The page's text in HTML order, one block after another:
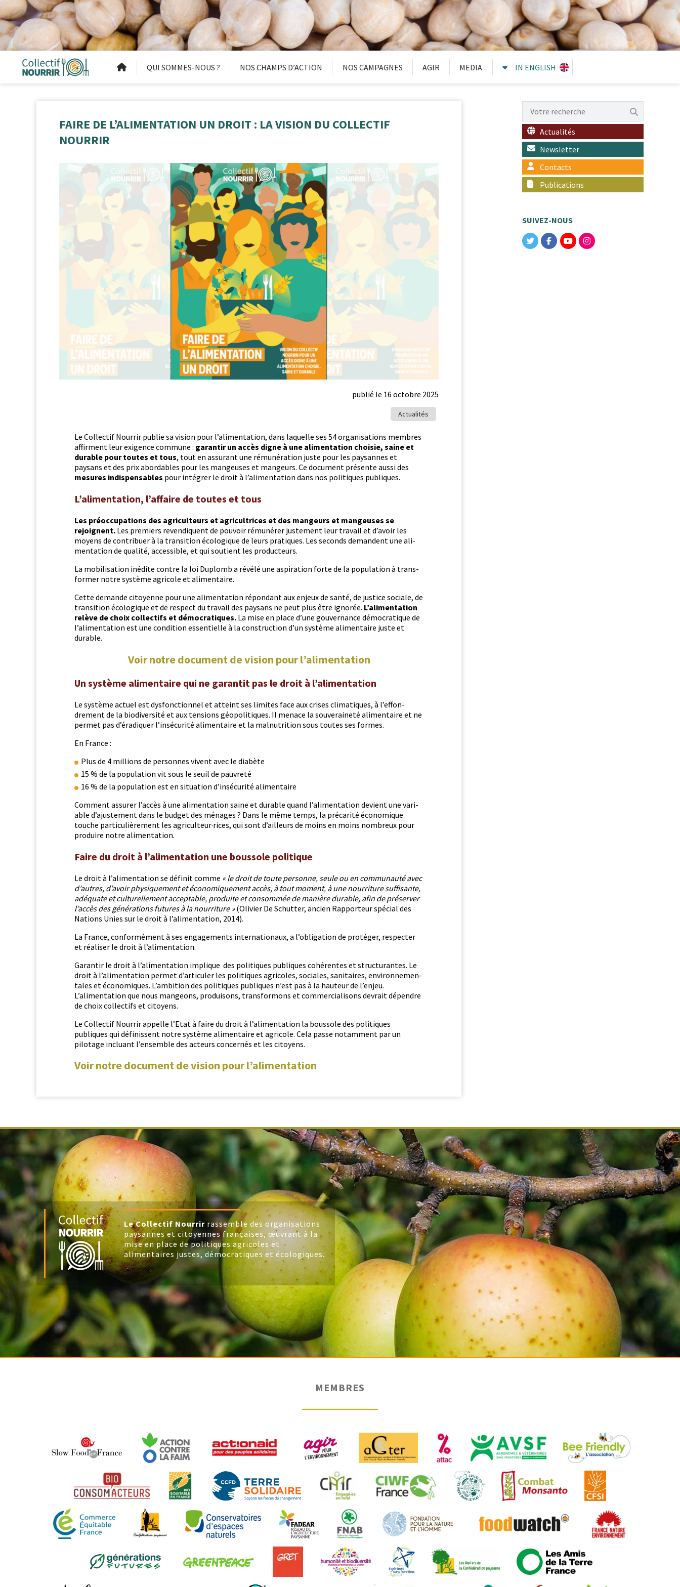
QUI SOMMES-NOUS ? NOS CHAMPS D’ACTION NOS CAMPAGNES AGIR MEDIA IN ENGLISH
FAIRE DE L’ALIMENTATION UN DROIT : LA VISION DU COLLECTIF
NOURRIR
publié le 16 octobre 2025
Actualités
Le Col­lec­tif Nour­rir pub­lie sa vision pour l’alimentation, dans laque­lle ses 54 organ­i­sa­tions mem­bres
affir­ment leur exi­gence com­mune : garan­tir un accès digne à une ali­men­ta­tion choisie, saine et
durable pour toutes et tous, tout en assur­ant une rémunéra­tion juste pour les paysannes et
paysans et des prix abor­d­ables pour les mangeuses et mangeurs. Ce doc­u­ment présente aus­si des
mesures indis­pens­ables pour inté­gr­er le droit à l’alimentation dans nos poli­tiques publiques.
L’alimentation, l’affaire de toutes et tous
Les préoc­cu­pa­tions des agricul­teurs et agricul­tri­ces et des mangeurs et mangeuses se
rejoignent. Les pre­miers revendiquent de pou­voir rémunér­er juste­ment leur tra­vail et d’avoir les
moyens de con­tribuer à la tran­si­tion écologique de leurs pra­tiques. Les sec­onds deman­dent une ali­
men­ta­tion de qual­ité, acces­si­ble, et qui sou­tient les producteurs.
La mobil­i­sa­tion inédite con­tre la loi Duplomb a révélé une aspi­ra­tion forte de la pop­u­la­tion à trans­
former notre sys­tème agri­cole et alimentaire.
Cette demande citoyenne pour une ali­men­ta­tion répon­dant aux enjeux de san­té, de jus­tice sociale, de
tran­si­tion écologique et de respect du tra­vail des paysans ne peut plus être ignorée. L’alimentation
relève de choix col­lec­tifs et démoc­ra­tiques. La mise en place d’une gou­ver­nance démoc­ra­tique de
l’al­i­men­ta­tion est une con­di­tion essen­tielle à la con­struc­tion d’un sys­tème ali­men­taire juste et
durable.
Voir notre document de vision pour l’alimentation
Un système alimentaire qui ne garantit pas le droit à l’alimentation
Le sys­tème actuel est dys­fonc­tion­nel et atteint ses lim­ites face aux crises cli­ma­tiques, à l’ef­fon­
drement de la bio­di­ver­sité et aux ten­sions géopoli­tiques. Il men­ace la sou­veraineté ali­men­taire et ne
per­met pas d’éradi­quer l’in­sécu­rité ali­men­taire et la mal­nu­tri­tion sous toutes ses formes.
En France :
Plus de 4 mil­lions de per­son­nes vivent avec le diabète
15 % de la pop­u­la­tion vit sous le seuil de pauvreté
16 % de la pop­u­la­tion est en sit­u­a­tion d’insécurité alimentaire
Com­ment assur­er l’accès à une ali­men­ta­tion saine et durable quand l’alimentation devient une vari­
able d’ajustement dans le bud­get des ménages ? Dans le même temps, la pré­car­ité économique
touche par­ti­c­ulière­ment les agriculteur·rices, qui sont d’ailleurs de moins en moins nom­breux pour
pro­duire notre alimentation.
Faire du droit à l’alimentation une boussole politique
Le droit à l’alimentation se définit comme « le droit de toute per­son­ne, seule ou en com­mu­nauté avec
d’autres, d’avoir physique­ment et économique­ment accès, à tout moment, à une nour­ri­t­ure suff­isante,
adéquate et cul­turelle­ment accept­able, pro­duite et con­som­mée de manière durable, afin de préserv­er
l’accès des généra­tions futures à la nour­ri­t­ure »(Olivi­er De Schut­ter, ancien Rap­por­teur spé­cial des
Nations Unies sur le droit à l’alimentation, 2014).
La France, con­for­mé­ment à ses engage­ments inter­na­tionaux, a l’obligation de pro­téger, respecter
et réalis­er le droit à l’alimentation.
Garan­tir le droit à l’alimentation implique des poli­tiques publiques cohérentes et struc­turantes. Le
droit à l’alimentation per­met d’articuler les poli­tiques agri­coles, sociales, san­i­taires, envi­ron­nemen­
tales et économiques. L’ambition des poli­tiques publiques n’est pas à la hau­teur de l’enjeu.
L’alimentation que nous man­geons, pro­duisons, trans­for­mons et com­mer­cial­isons devrait dépen­dre
de choix col­lec­tifs et citoyens.
Le Col­lec­tif Nour­rir appelle l’Etat à faire du droit à l’alimentation la bous­sole des poli­tiques
publiques qui définis­sent notre sys­tème ali­men­taire et agri­cole. Cela passe notam­ment par un
pilotage inclu­ant l’ensemble des acteurs con­cernés et les citoyens.
Voir notre document de vision pour l’alimentation
Actualités
Newsletter
Contacts
Publications
SUIVEZ-NOUS
Le Collectif Nourrirrassemble des organisations
paysannes et citoyennes françaises, œuvrant à la
mise en place de politiques agricoles et
alimentaires justes, démocratiques et écologiques.
MEMBRES